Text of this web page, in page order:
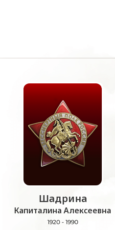
Шадрина
Капиталина Алексеевна
1920 - 1990